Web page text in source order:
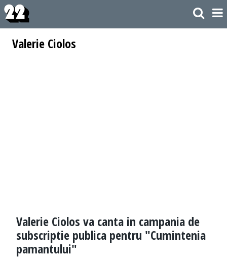
Valerie Ciolos
Valerie Ciolos va canta in campania de
subscriptie publica pentru "Cumintenia
pamantului"